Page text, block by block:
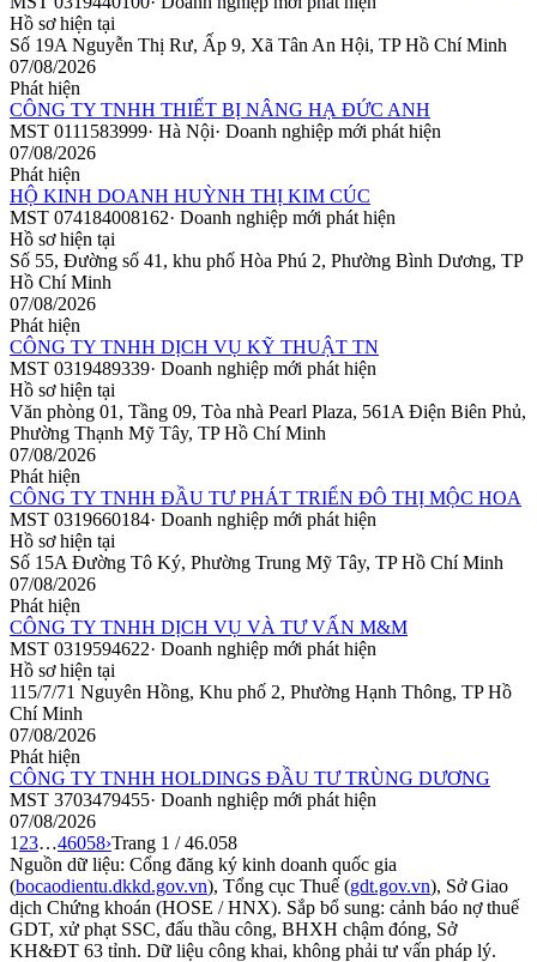
Hồ sơ hiện tại
Số 19A Nguyễn Thị Rư, Ấp 9, Xã Tân An Hội, TP Hồ Chí Minh
07/08/2026
Phát hiện
CÔNG TY TNHH THIẾT BỊ NÂNG HẠ ĐỨC ANH
MST 0111583999· Hà Nội· Doanh nghiệp mới phát hiện
07/08/2026
Phát hiện
HỘ KINH DOANH HUỲNH THỊ KIM CÚC
MST 074184008162· Doanh nghiệp mới phát hiện
Hồ sơ hiện tại
Số 55, Đường số 41, khu phố Hòa Phú 2, Phường Bình Dương, TP
Hồ Chí Minh
07/08/2026
Phát hiện
CÔNG TY TNHH DỊCH VỤ KỸ THUẬT TN
MST 0319489339· Doanh nghiệp mới phát hiện
Hồ sơ hiện tại
Văn phòng 01, Tầng 09, Tòa nhà Pearl Plaza, 561A Điện Biên Phủ,
Phường Thạnh Mỹ Tây, TP Hồ Chí Minh
07/08/2026
Phát hiện
CÔNG TY TNHH ĐẦU TƯ PHÁT TRIỂN ĐÔ THỊ MỘC HOA
MST 0319660184· Doanh nghiệp mới phát hiện
Hồ sơ hiện tại
Số 15A Đường Tô Ký, Phường Trung Mỹ Tây, TP Hồ Chí Minh
07/08/2026
Phát hiện
CÔNG TY TNHH DỊCH VỤ VÀ TƯ VẤN M&M
MST 0319594622· Doanh nghiệp mới phát hiện
Hồ sơ hiện tại
115/7/71 Nguyên Hồng, Khu phố 2, Phường Hạnh Thông, TP Hồ
Chí Minh
07/08/2026
Phát hiện
CÔNG TY TNHH HOLDINGS ĐẦU TƯ TRÙNG DƯƠNG
MST 3703479455· Doanh nghiệp mới phát hiện
07/08/2026
1 23…46058›Trang 1 /46.058
Nguồn dữ liệu: Cổng đăng ký kinh doanh quốc gia
(bocaodientu.dkkd.gov.vn), Tổng cục Thuế (gdt.gov.vn), Sở Giao
dịch Chứng khoán (HOSE / HNX). Sắp bổ sung: cảnh báo nợ thuế
GDT, xử phạt SSC, đấu thầu công, BHXH chậm đóng, Sở
KH&ĐT 63 tỉnh. Dữ liệu công khai, không phải tư vấn pháp lý.